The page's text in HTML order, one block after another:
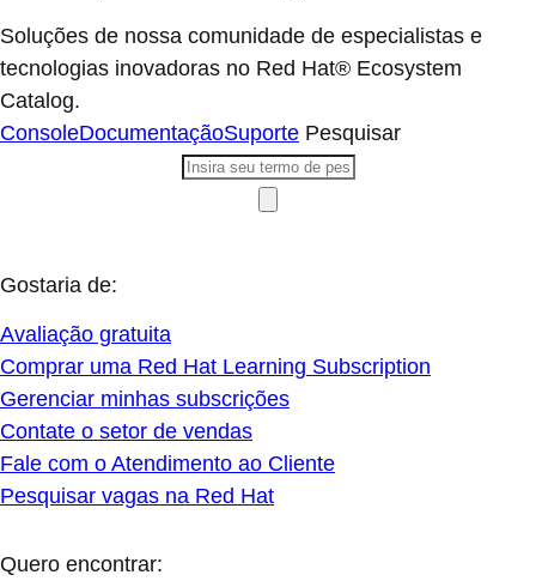
Soluções de nossa comunidade de especialistas e
tecnologias inovadoras no Red Hat® Ecosystem
Catalog.
ConsoleDocumentaçãoSuporte Pesquisar
Gostaria de:
Avaliação gratuita
Comprar uma Red Hat Learning Subscription
Gerenciar minhas subscrições
Contate o setor de vendas
Fale com o Atendimento ao Cliente
Pesquisar vagas na Red Hat
Quero encontrar: